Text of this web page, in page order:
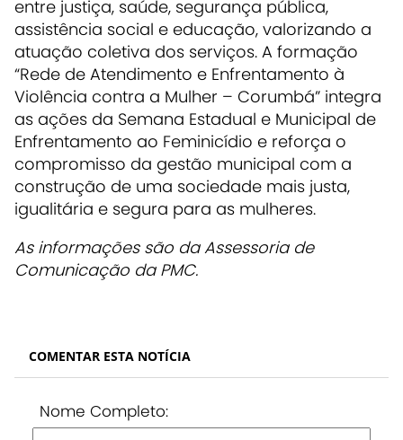
entre justiça, saúde, segurança pública,
assistência social e educação, valorizando a
atuação coletiva dos serviços. A formação
“Rede de Atendimento e Enfrentamento à
Violência contra a Mulher – Corumbá” integra
as ações da Semana Estadual e Municipal de
Enfrentamento ao Feminicídio e reforça o
compromisso da gestão municipal com a
construção de uma sociedade mais justa,
igualitária e segura para as mulheres.
As informações são da Assessoria de
Comunicação da PMC.
COMENTAR ESTA NOTÍCIA
Nome Completo: